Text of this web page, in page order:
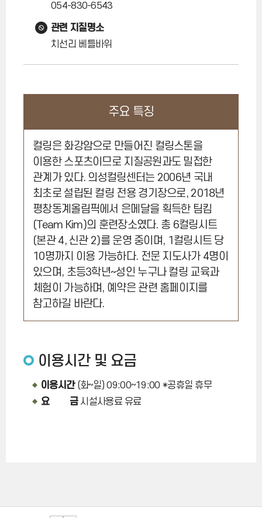
054-830-6543
관련 지질명소
치선리 베틀바위
주요 특징
컬링은 화강암으로 만들어진 컬링스톤을
이용한 스포츠이므로 지질공원과도 밀접한
관계가 있다. 의성컬링센터는 2006년 국내
최초로 설립된 컬링 전용 경기장으로, 2018년
평창동계올림픽에서 은메달을 획득한 팀킴
(Team Kim)의 훈련장소였다. 총 6컬링시트
(본관 4, 신관 2)를 운영 중이며, 1컬링시트 당
10명까지 이용 가능하다. 전문 지도사가 4명이
있으며, 초등3학년~성인 누구나 컬링 교육과
체험이 가능하며, 예약은 관련 홈페이지를
참고하길 바란다.
이용시간 및 요금
이용시간(화~일) 09:00~19:00 *공휴일 휴무
요 금시설사용료 유료